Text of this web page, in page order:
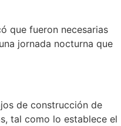
que fueron necesarias
jornada nocturna que
de construcción de
tal como lo establece el